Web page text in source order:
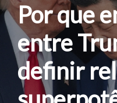
Por que
entre
definir